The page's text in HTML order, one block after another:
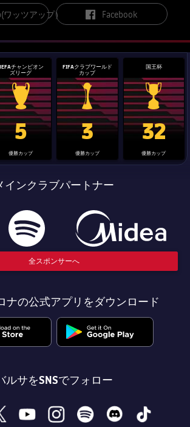
ール
ム
ール
ワッツアップ） label.aria.facebook
Facebook
チャンピオン
ズリーグ
Champions League trophy
5
優勝カップ
FIFAクラブワールド
カップ
label.aria.clubworldcup
3
優勝カップ
国王杯
国王杯
32
優勝カップ
インクラブパートナー
全スポンサーへ
ナの公式アプリをダウンロード
ルサをSNSでフォロー
youtubeinstagramspotify discord tiktok